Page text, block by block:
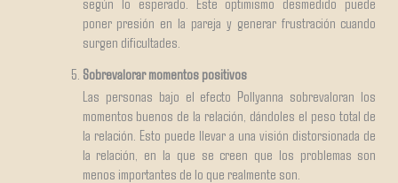
poner presión en la pareja y generar frustración cuando
surgen dificultades.
Sobrevalorar momentos positivos
Las personas bajo el efecto Pollyanna sobrevaloran los
momentos buenos de la relación, dándoles el peso total de
la relación. Esto puede llevar a una visión distorsionada de
la relación, en la que se creen que los problemas son
menos importantes de lo que realmente son.